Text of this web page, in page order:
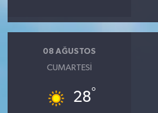
08 AĞUSTOS
CUMARTESI
28°